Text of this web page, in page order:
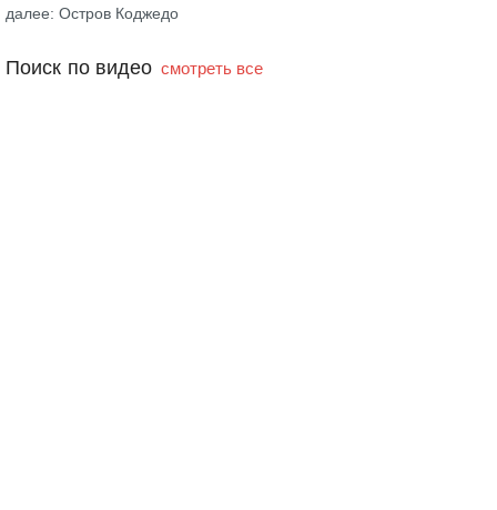
далее: Остров Коджедо
Поиск по видео смотреть все